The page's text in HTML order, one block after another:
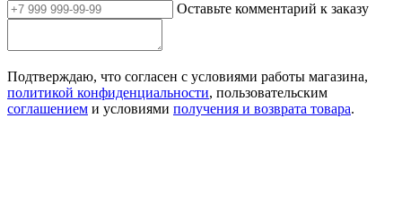
Оставьте комментарий к заказу
Подтверждаю, что согласен с условиями работы магазина,
политикой конфиденциальности, пользовательским
соглашением и условиями получения и возврата товара.